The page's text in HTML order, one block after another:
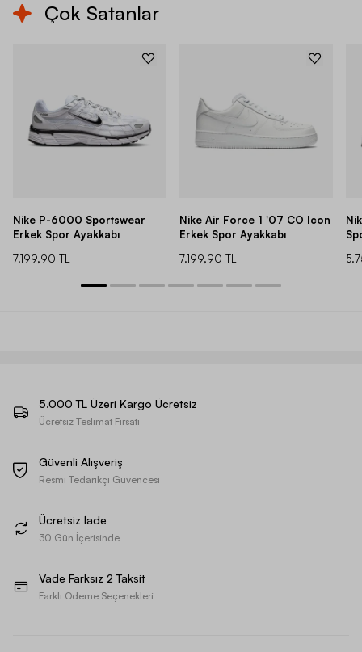
Çok Satanlar
Nike P-6000 Sportswear
Erkek Spor Ayakkabı
7.199,90 TL
Nike Air Force 1 '07 CO Icon
Erkek Spor Ayakkabı
7.199,90 TL
5.000 TL Üzeri Kargo Ücretsiz
Ücretsiz Teslimat Fırsatı
Güvenli Alışveriş
Resmi Tedarikçi Güvencesi
Ücretsiz İade
30 Gün İçerisinde
Vade Farksız 2 Taksit
Farklı Ödeme Seçenekleri